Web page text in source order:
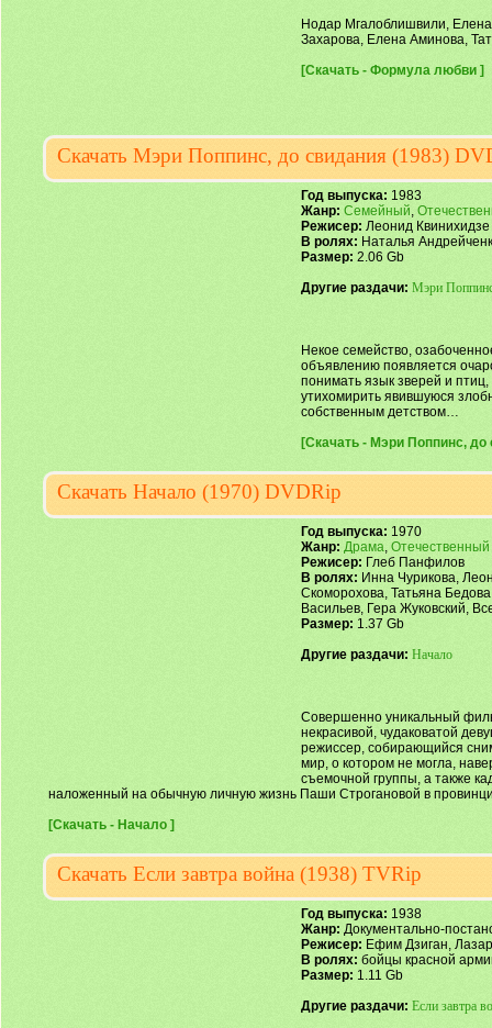
Нодар Мгалоблишвили,
Захарова, Елена Аминова,
[Скачать - Формула любви ]
Скачать Мэри Поппинс, до свидания (1983)
Год выпуска: 1983
Жанр: Семейный,
Режисер: Леонид Квинихидзе
В ролях: Наталья
Размер: 2.06 Gb
Другие раздачи: Мэри
Некое семейство,
объявлению появляется
понимать язык зверей и
утихомирить явившуюся
собственным детством…
[Скачать - Мэри Поппинс, до
Скачать Начало (1970) DVDRip
Год выпуска: 1970
Жанр: Драма, Отечественный
Режисер: Глеб Панфилов
В ролях: Инна Чурикова,
Скоморохова, Татьяна
Васильев, Гера Жуковский,
Размер: 1.37 Gb
Другие раздачи: Начало
Совершенно уникальный
некрасивой, чудаковатой
режиссер, собирающийся
мир, о котором не могла,
съемочной группы, а также
наложенный на обычную личную жизнь Паши Строгановой в
[Скачать - Начало ]
Скачать Если завтра война (1938) TVRip
Год выпуска: 1938
Жанр: Документально-
Режисер: Ефим Дзиган,
В ролях: бойцы красной
Размер: 1.11 Gb
Другие раздачи: Если завтра